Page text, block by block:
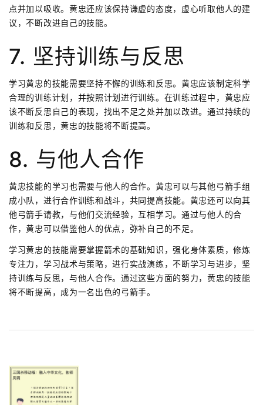
点并加以吸收。黄忠还应该保持谦虚的态度，虚心听取他人的建
议，不断改进自己的技能。
7. 坚持训练与反思
学习黄忠的技能需要坚持不懈的训练和反思。黄忠应该制定科学
合理的训练计划，并按照计划进行训练。在训练过程中，黄忠应
该不断反思自己的表现，找出不足之处并加以改进。通过持续的
训练和反思，黄忠的技能将不断提高。
8. 与他人合作
黄忠技能的学习也需要与他人的合作。黄忠可以与其他弓箭手组
成小队，进行合作训练和战斗，共同提高技能。黄忠还可以向其
他弓箭手请教，与他们交流经验，互相学习。通过与他人的合
作，黄忠可以借鉴他人的优点，弥补自己的不足。
学习黄忠的技能需要掌握箭术的基础知识，强化身体素质，修炼
专注力，学习战术与策略，进行实战演练，不断学习与进步，坚
持训练与反思，与他人合作。通过这些方面的努力，黄忠的技能
将不断提高，成为一名出色的弓箭手。